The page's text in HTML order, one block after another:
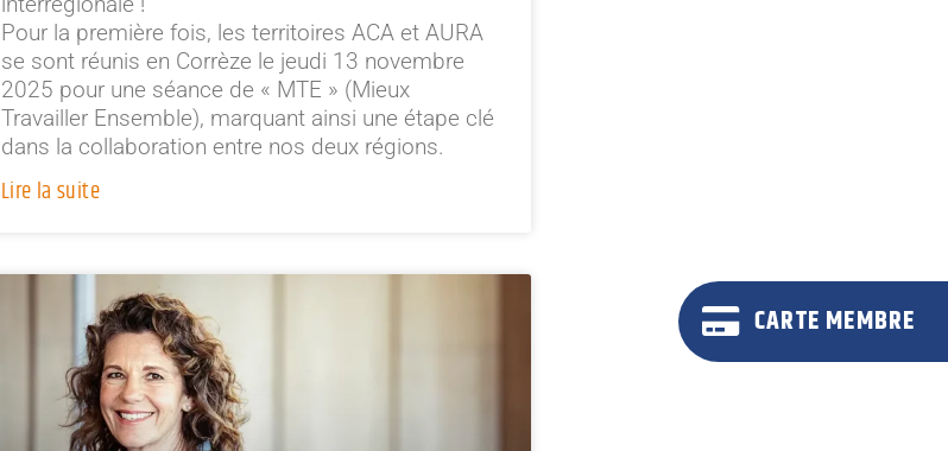
CARTE MEMBRE
Pour la première fois, les territoires ACA et AURA
se sont réunis en Corrèze le jeudi 13 novembre
2025 pour une séance de « MTE » (Mieux
Travailler Ensemble), marquant ainsi une étape clé
dans la collaboration entre nos deux régions.
Lire la suite